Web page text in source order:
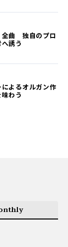
全曲 独自のプロ
誘う
よるオルガン作
わう